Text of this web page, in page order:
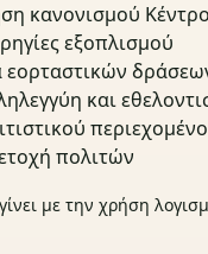
κανονισμού
εξοπλισμού
εορταστικών
και
πολιτών
με την χρήση